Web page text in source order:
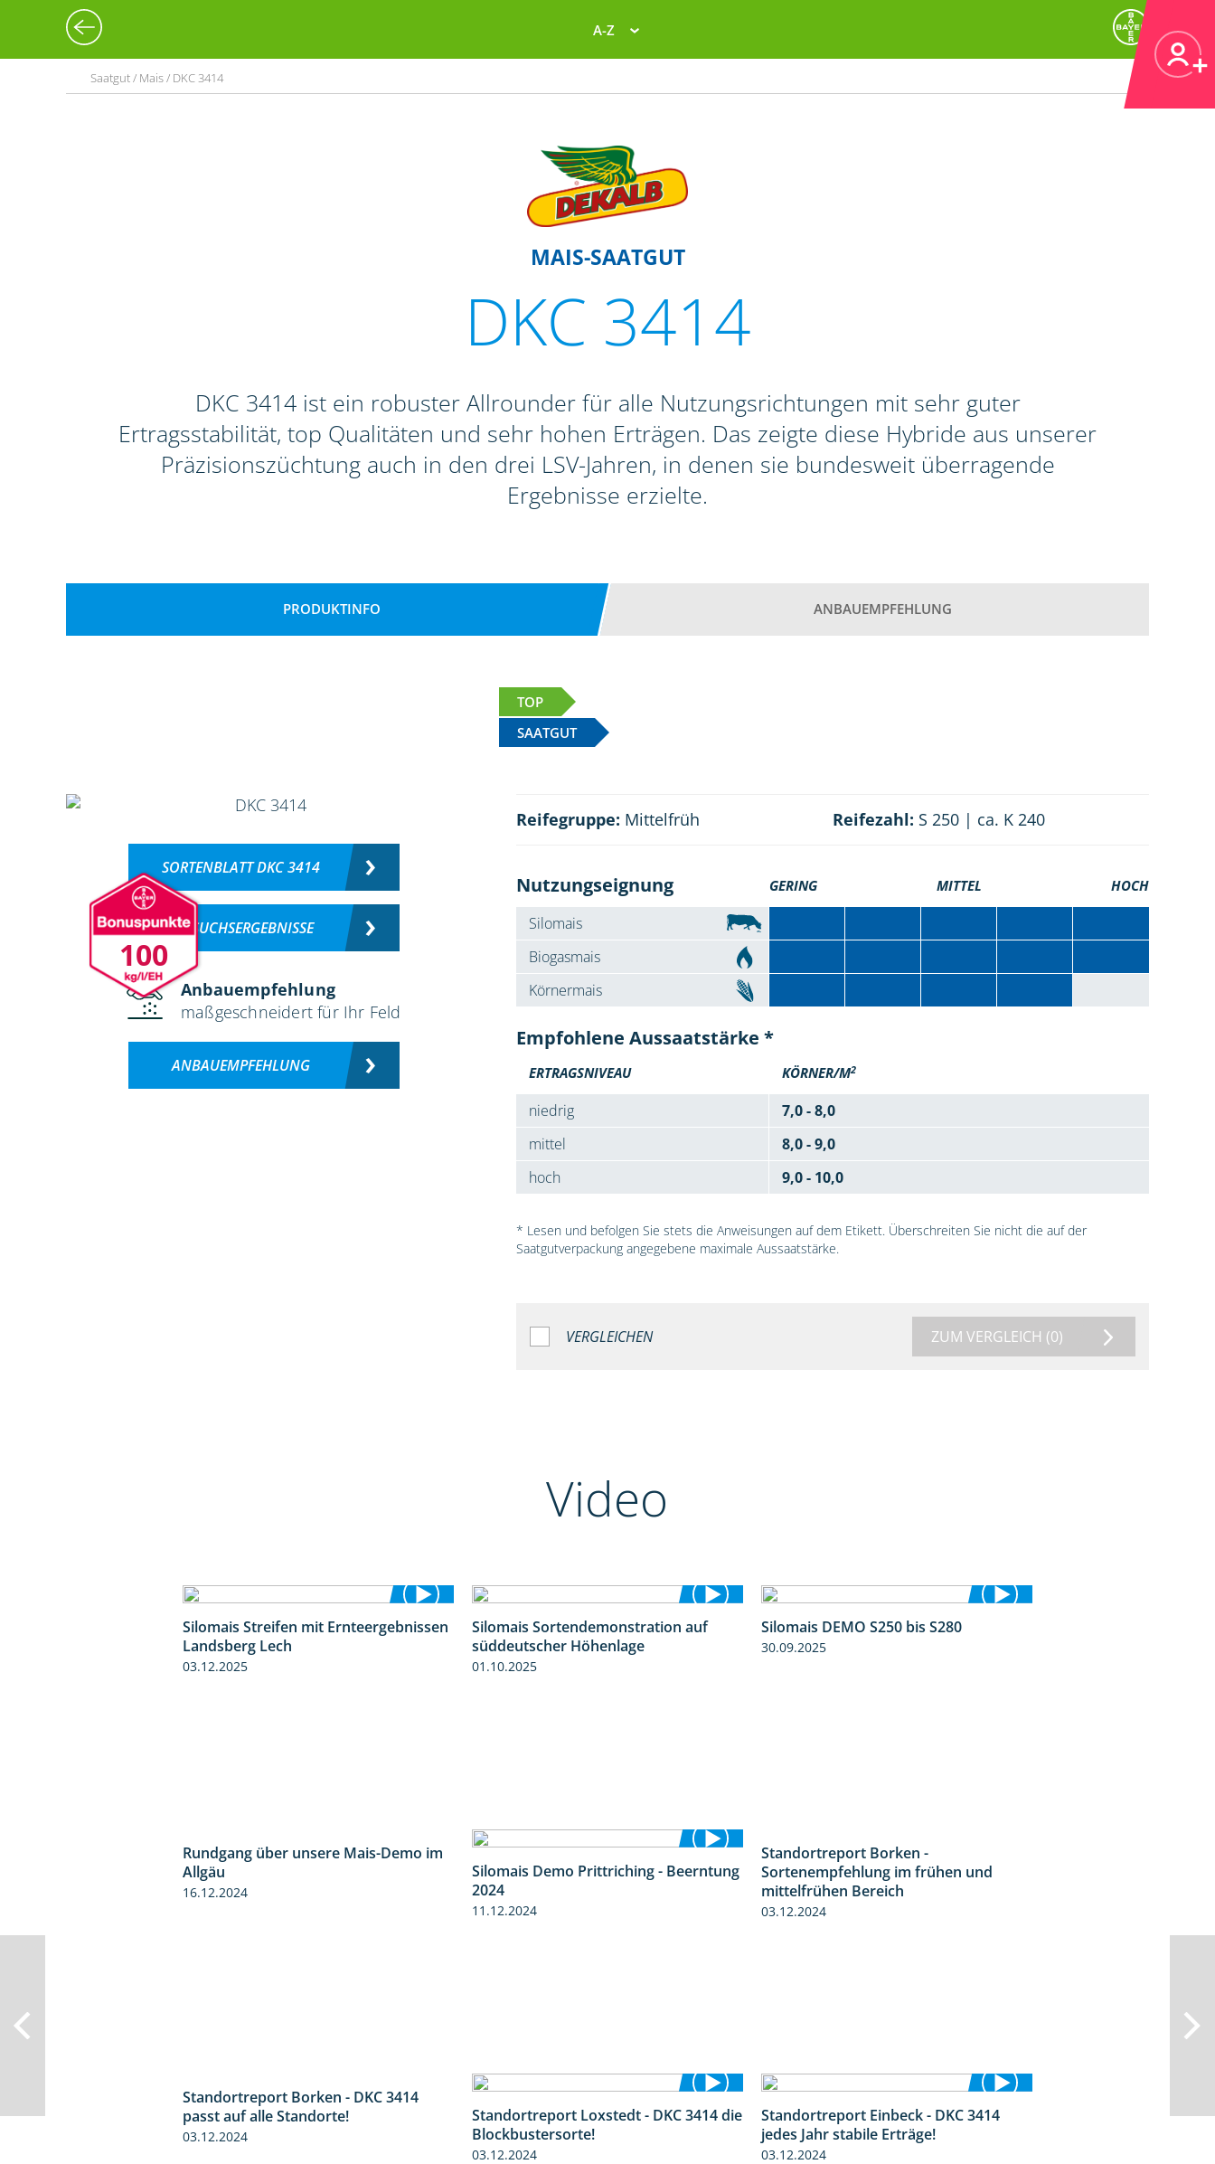
A-Z
Saatgut / Mais / DKC 3414
MAIS-SAATGUT
DKC 3414
DKC 3414 ist ein robuster Allrounder für alle Nutzungsrichtungen mit sehr guter
Ertragsstabilität, top Qualitäten und sehr hohen Erträgen. Das zeigte diese Hybride aus unserer
Präzisionszüchtung auch in den drei LSV-Jahren, in denen sie bundesweit überragende
Ergebnisse erzielte.
PRODUKTINFO ANBAUEMPFEHLUNG
TOP
SAATGUT
100
SORTENBLATT DKC 3414
VERSUCHSERGEBNISSE
Anbauempfehlung
maßgeschneidert für Ihr Feld
ANBAUEMPFEHLUNG
Reifegruppe: Mittelfrüh Reifezahl: S 250 | ca. K 240
Nutzungseignung GERING MITTEL HOCH
Silomais
Biogasmais
Körnermais
Empfohlene Aussaatstärke *
ERTRAGSNIVEAU KÖRNER/M2
niedrig
7,0 - 8,0
mittel
8,0 - 9,0
hoch
9,0 - 10,0
* Lesen und befolgen Sie stets die Anweisungen auf dem Etikett. Überschreiten Sie nicht die auf der
Saatgutverpackung angegebene maximale Aussaatstärke.
VERGLEICHEN ZUM VERGLEICH (0)
Video
11:01
Silomais Streifen mit Ernteergebnissen
Landsberg Lech
03.12.2025
7:04
Silomais Sortendemonstration auf
süddeutscher Höhenlage
01.10.2025
Silomais DEMO S250 bis S280
30.09.2025
Rundgang über unsere Mais-Demo im
Allgäu
16.12.2024
12:28
Silomais Demo Prittriching - Beerntung
2024
11.12.2024
7:53
Standortreport Borken -
Sortenempfehlung im frühen und
mittelfrühen Bereich
Standortreport Borken - DKC 3414
passt auf alle Standorte!
03.12.2024
1:06
Standortreport Loxstedt - DKC 3414 die
Blockbustersorte!
03.12.2024
1:49
Standortreport Einbeck - DKC 3414
jedes Jahr stabile Erträge!
03.12.2024